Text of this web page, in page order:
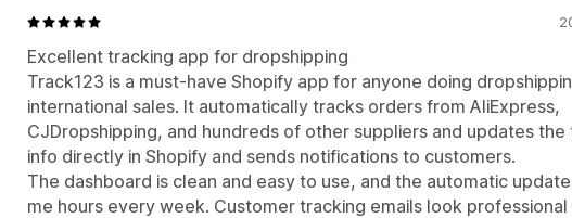
Excellent tracking app for dropshipping
Track123 is a must-have Shopify app for anyone doing
international sales. It automatically tracks orders from AliExpress,
CJDropshipping, and hundreds of other suppliers and updates the
info directly in Shopify and sends notifications to customers.
The dashboard is clean and easy to use, and the automatic
me hours every week. Customer tracking emails look professional